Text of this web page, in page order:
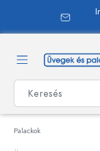
Palackok